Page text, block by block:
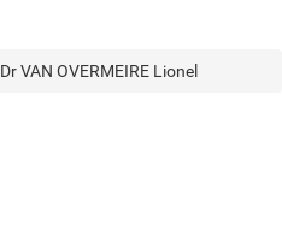
Dr VAN OVERMEIRE Lionel